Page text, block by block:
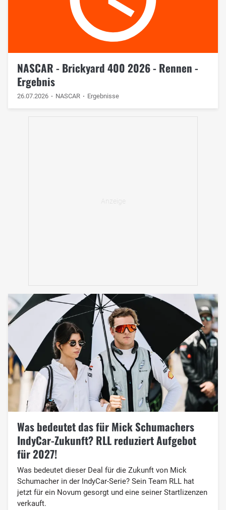
NASCAR - Brickyard 400 2026 - Rennen -
Ergebnis
26.07.2026 NASCAR Ergebnisse
Was bedeutet das für Mick Schumachers
IndyCar-Zukunft? RLL reduziert Aufgebot
für 2027!
Was bedeutet dieser Deal für die Zukunft von Mick
Schumacher in der IndyCar-Serie? Sein Team RLL hat
jetzt für ein Novum gesorgt und eine seiner Startlizenzen
verkauft.